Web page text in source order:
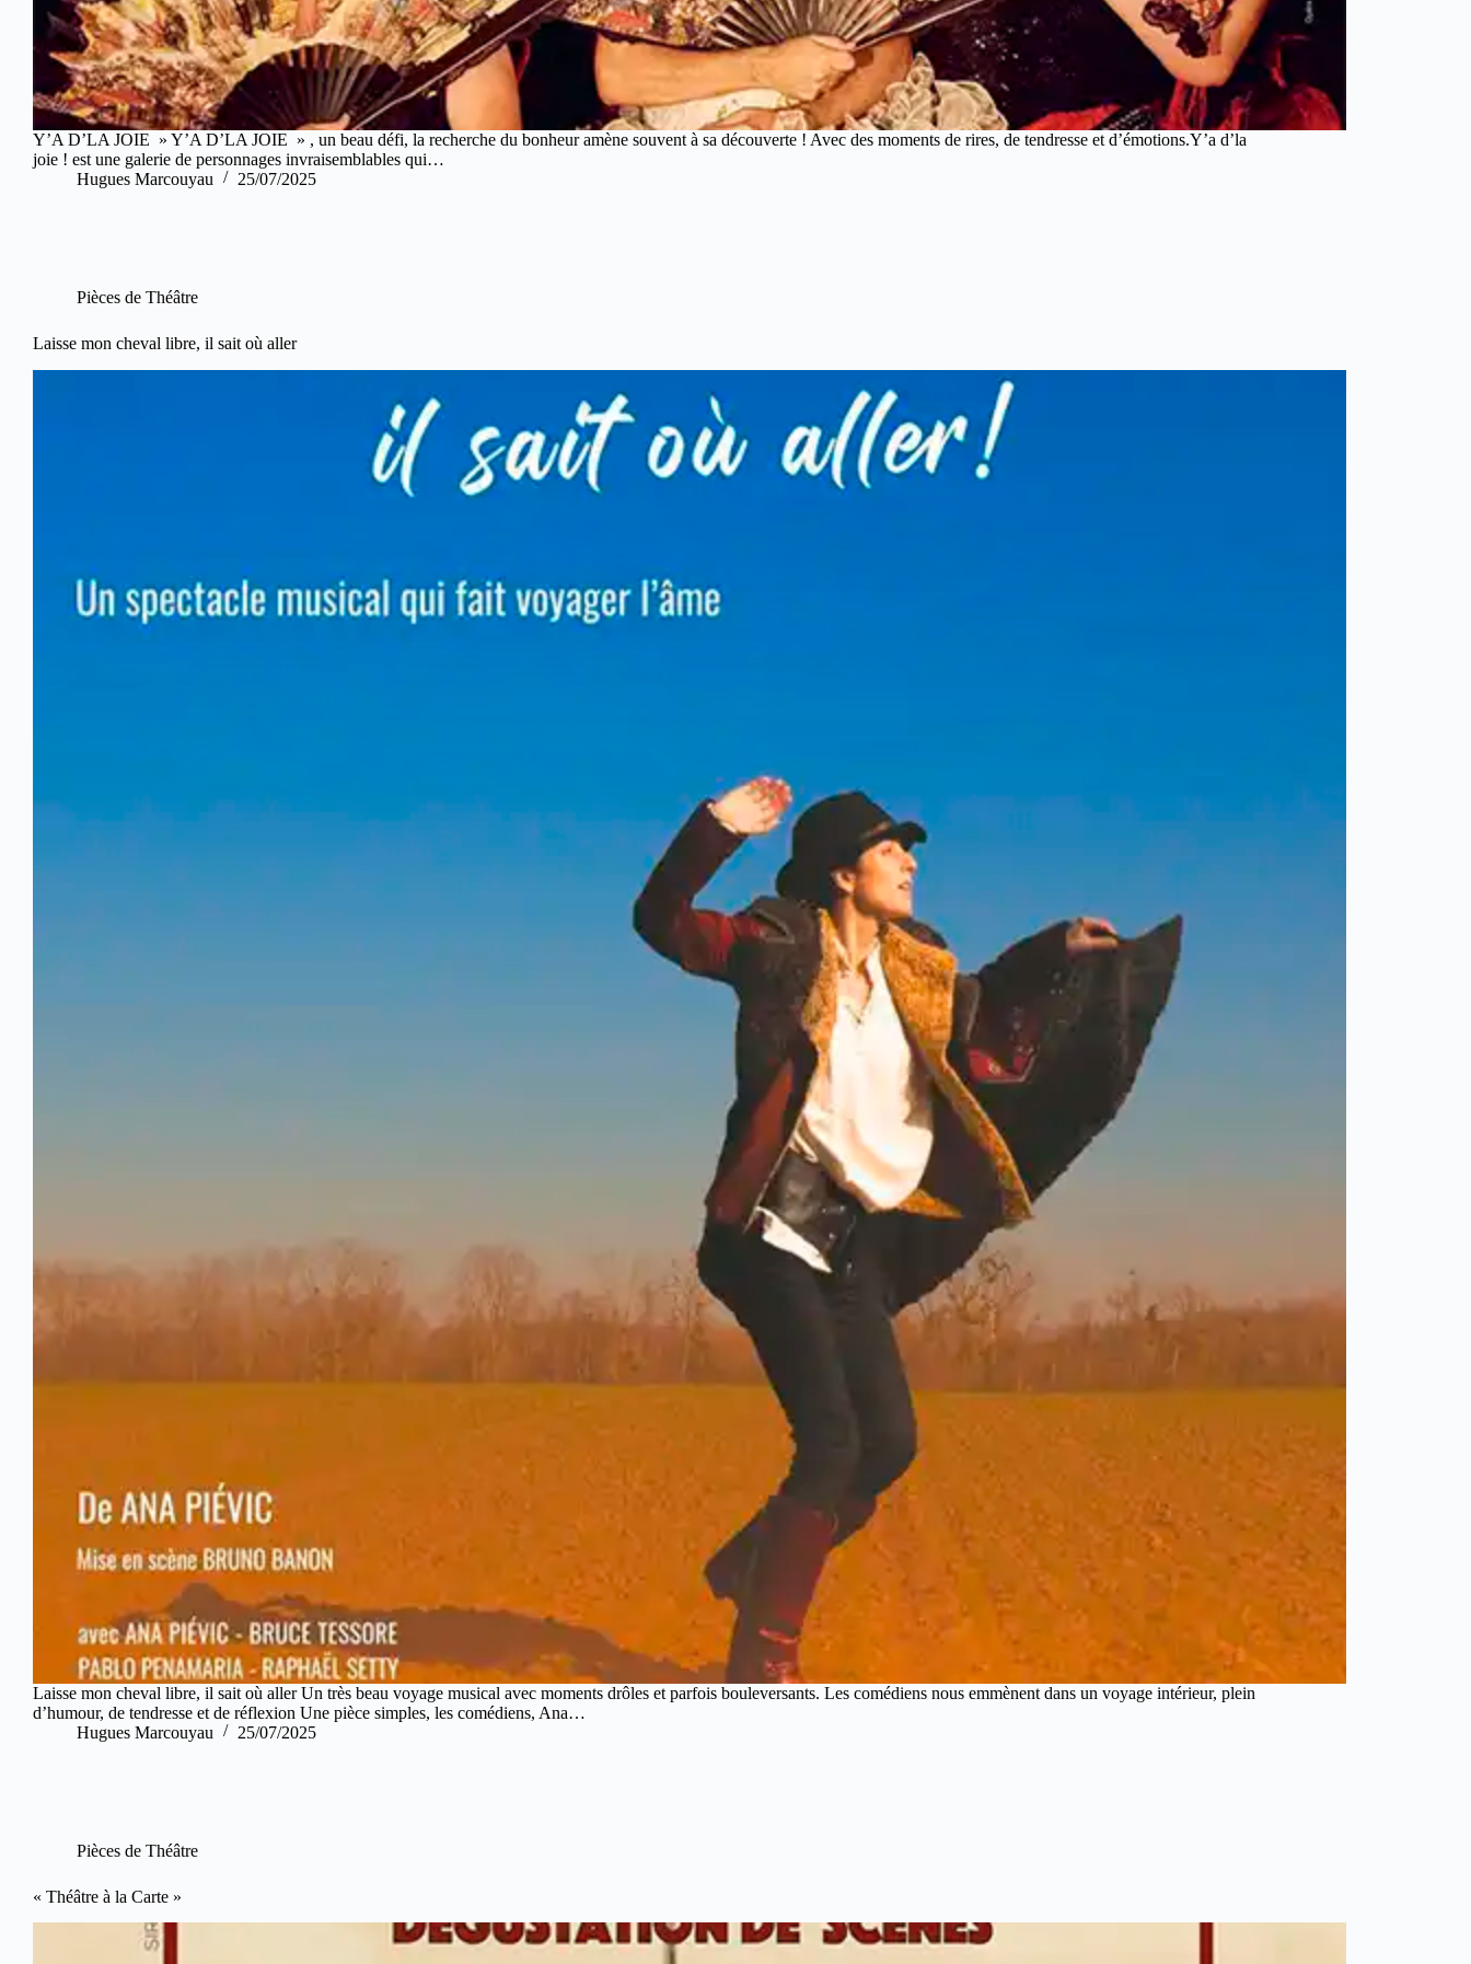
Y’A D’LA JOIE » Y’A D’LA JOIE » , un beau défi, la recherche du bonheur amène souvent à sa découverte ! Avec des moments de rires, de tendresse et d’émotions.Y’a d’la
joie ! est une galerie de personnages invraisemblables qui…
Hugues Marcouyau
25/07/2025
Pièces de Théâtre
Laisse mon cheval libre, il sait où aller
Laisse mon cheval libre, il sait où aller Un très beau voyage musical avec moments drôles et parfois bouleversants. Les comédiens nous emmènent dans un voyage intérieur, plein
d’humour, de tendresse et de réflexion Une pièce simples, les comédiens, Ana…
Hugues Marcouyau
25/07/2025
Pièces de Théâtre
« Théâtre à la Carte »